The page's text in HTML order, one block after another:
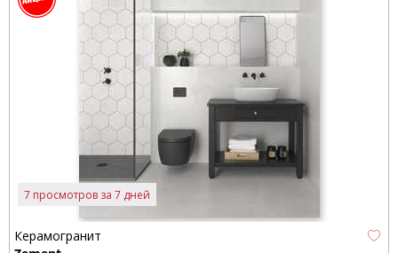
7 просмотров за 7 дней
Керамогранит